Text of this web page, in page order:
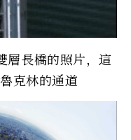
層長橋的照片，這
克林的通道